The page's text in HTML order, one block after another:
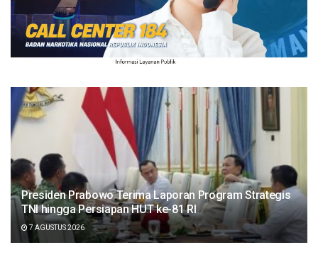
Presiden Prabowo Terima Laporan Program Strategis
TNI hingga Persiapan HUT ke-81 RI
7 AGUSTUS 2026